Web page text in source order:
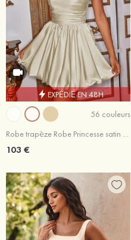
EXPÉDIÉ EN 48H
56 couleurs
Robe trapèze Robe Princesse satin sans manches courte/mini robe de fête de la rentrée
103 €